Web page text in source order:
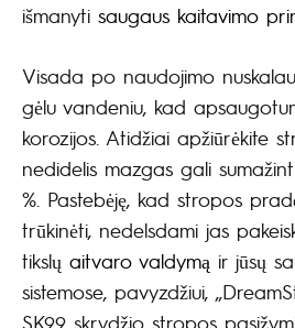
išmanyti saugaus kaitavimo
Visada po naudojimo
gėlu vandeniu, kad
korozijos. Atidžiai apžiūrėkite
nedidelis mazgas gali
%. Pastebėję, kad stropos
trūkinėti, nedelsdami jas
tikslų aitvaro valdymą ir jūsų
sistemose, pavyzdžiui,
SK99 skrydžio stropos